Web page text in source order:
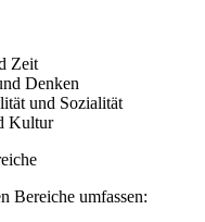
Zeit
Denken
und Sozialität
Kultur
Bereiche umfassen: